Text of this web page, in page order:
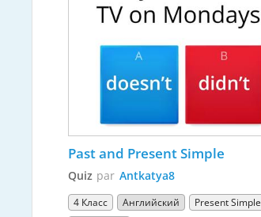
Past and Present Simple
Quiz par Antkatya8
4 Класс Английский
Present Simple